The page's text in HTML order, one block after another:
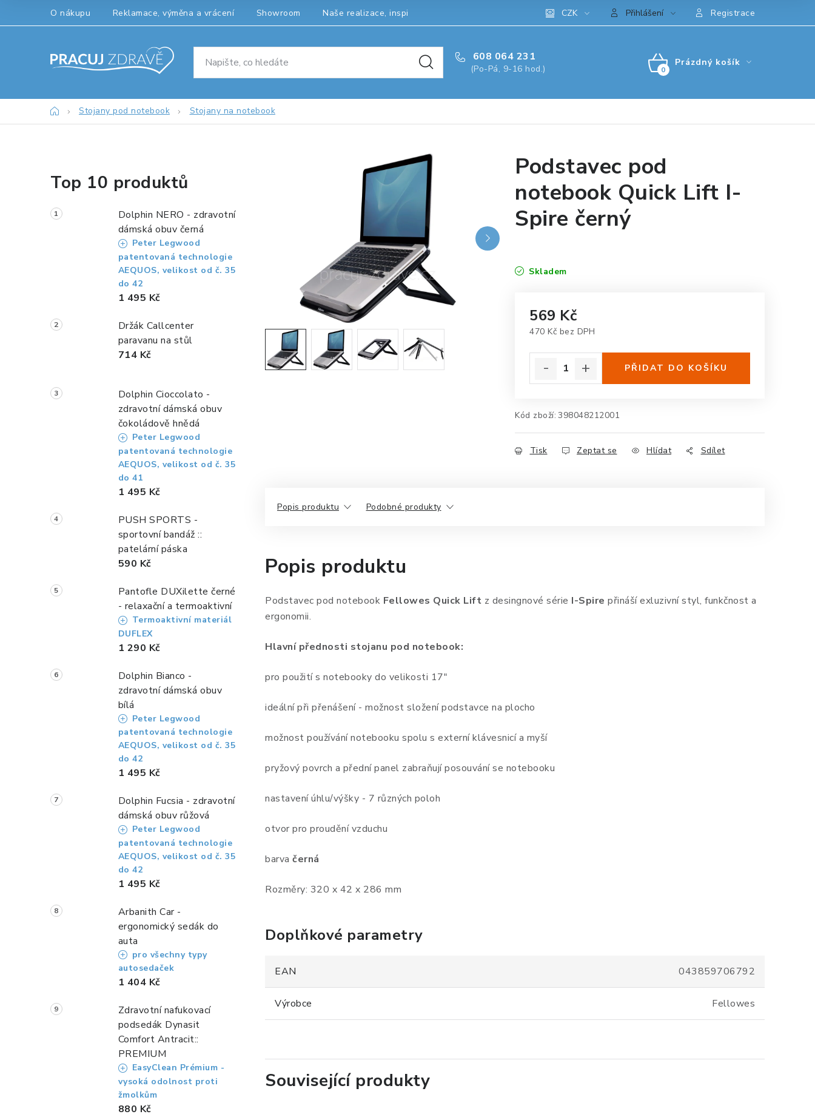
O nákupu Reklamace, výměna a vrácení Showroom Naše realizace, inspirace a návody CZK Přihlášení Registrace
608 064 231
(Po-Pá, 9-16 hod.)
NÁKUPNÍ
Prázdný košík
DomůStojany pod notebook Stojany na notebook
o
s
n
a
Top 10 produktů
Dolphin NERO - zdravotní
dámská obuv černá
Peter Legwood
patentovaná technologie
AEQUOS, velikost od č. 35
do 42
1 495 Kč
Držák Callcenter
paravanu na stůl
714 Kč
Dolphin Cioccolato -
zdravotní dámská obuv
čokoládově hnědá
Peter Legwood
patentovaná technologie
AEQUOS, velikost od č. 35
do 41
1 495 Kč
PUSH SPORTS -
sportovní bandáž ::
patelární páska
590 Kč
Pantofle DUXilette černé
- relaxační a termoaktivní
Termoaktivní materiál
DUFLEX
1 290 Kč
Dolphin Bianco -
zdravotní dámská obuv
bílá
Peter Legwood
patentovaná technologie
AEQUOS, velikost od č. 35
do 42
1 495 Kč
Dolphin Fucsia - zdravotní
dámská obuv růžová
Peter Legwood
patentovaná technologie
AEQUOS, velikost od č. 35
do 42
1 495 Kč
Arbanith Car -
ergonomický sedák do
auta
pro všechny typy
autosedaček
1 404 Kč
Zdravotní nafukovací
podsedák Dynasit
Comfort Antracit::
PREMIUM
EasyClean Prémium -
vysoká odolnost proti
žmolkům
880 Kč
Podstavec pod
notebook Quick Lift I-
Spire černý
Skladem
569 Kč
470 Kč bez DPH
PŘIDAT DO KOŠÍKU
Kód zboží: 398048212001
Tisk Zeptat se Hlídat Sdílet
Popis produktu Podobné produkty
Popis produktu
Podstavec pod notebook Fellowes Quick Lift z desingnové série I-Spire přináší exluzivní styl, funkčnost a
ergonomii.
Hlavní přednosti stojanu pod notebook:
pro použití s notebooky do velikosti 17"
ideální při přenášení - možnost složení podstavce na plocho
možnost používání notebooku spolu s externí klávesnicí a myší
pryžový povrch a přední panel zabraňují posouvání se notebooku
nastavení úhlu/výšky - 7 různých poloh
otvor pro proudění vzduchu
barva černá
Rozměry: 320 x 42 x 286 mm
Doplňkové parametry
EAN 043859706792
Výrobce Fellowes
Související produkty